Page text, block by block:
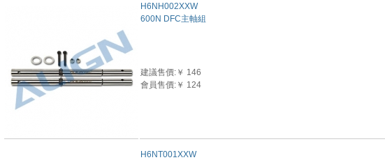
H6NH002XXW
600N DFC主軸組
建議售價:￥ 146
會員售價:￥ 124
H6NT001XXW